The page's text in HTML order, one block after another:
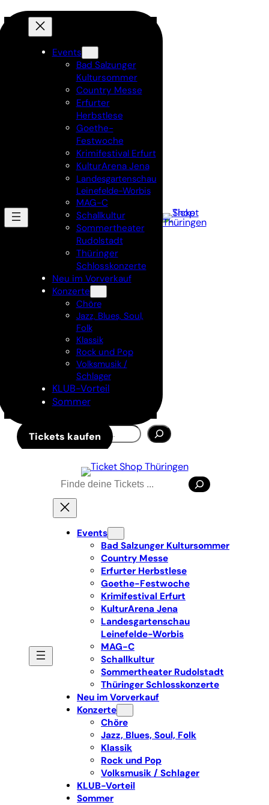
Events
Bad Salzunger
Kultursommer
Country Messe
Erfurter
Herbstlese
Goethe-
Festwoche
Krimifestival Erfurt
KulturArena Jena
Landesgartenschau
Leinefelde-Worbis
MAG-C
Schallkultur
Sommertheater
Rudolstadt
Thüringer
Schlosskonzerte
Neu im Vorverkauf
Konzerte
Chöre
Jazz, Blues, Soul,
Folk
Klassik
Rock und Pop
Volksmusik /
Schlager
KLUB-Vorteil
Sommer
Suchen
Suchen
Events
Bad Salzunger Kultursommer
Country Messe
Erfurter Herbstlese
Goethe-Festwoche
Krimifestival Erfurt
KulturArena Jena
Landesgartenschau
Leinefelde-Worbis
MAG-C
Schallkultur
Sommertheater Rudolstadt
Thüringer Schlosskonzerte
Neu im Vorverkauf
Konzerte
Chöre
Jazz, Blues, Soul, Folk
Klassik
Rock und Pop
Volksmusik / Schlager
KLUB-Vorteil
Sommer
Tickets kaufen